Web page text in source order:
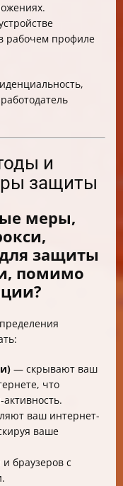
рабочем профиле
и
защиты
меры,
защиты
помимо
— скрывают ваш
что
ваш интернет-
ваше
и браузеров с